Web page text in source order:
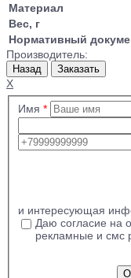
Материал
Вес, г
Нормативный
Производитель:
X
Имя *
и интересующая
Даю согласие на
рекламные и смс